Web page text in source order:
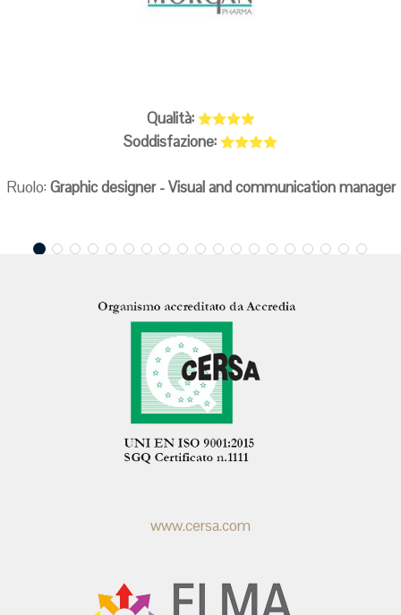
Qualità:
Soddisfazione:
Ruolo: Graphic designer - Visual and communication manager
www.cersa.com